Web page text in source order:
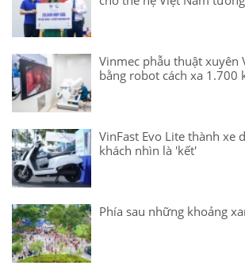
Vinmec phẫu thuật xuyên
bằng robot cách xa 1.700
VinFast Evo Lite thành xe
khách nhìn là 'kết'
Phía sau những khoảng